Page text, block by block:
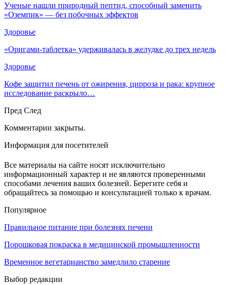
Ученые нашли природный пептид, способный заменить
«Оземпик» — без побочных эффектов
Здоровье
«Оригами-таблетка» удерживалась в желудке до трех недель
Здоровье
Кофе защитил печень от ожирения, цирроза и рака: крупное
исследование раскрыло…
Пред След
Комментарии закрыты.
Информация для посетителей
Все материалы на сайте носят исключительно
информационный характер и не являются проверенными
способами лечения ваших болезней. Берегите себя и
обращайтесь за помощью и консультацией только к врачам.
Популярное
Правильное питание при болезнях печени
Порошковая покраска в медицинской промышленности
Временное вегетарианство замедлило старение
Выбор редакции